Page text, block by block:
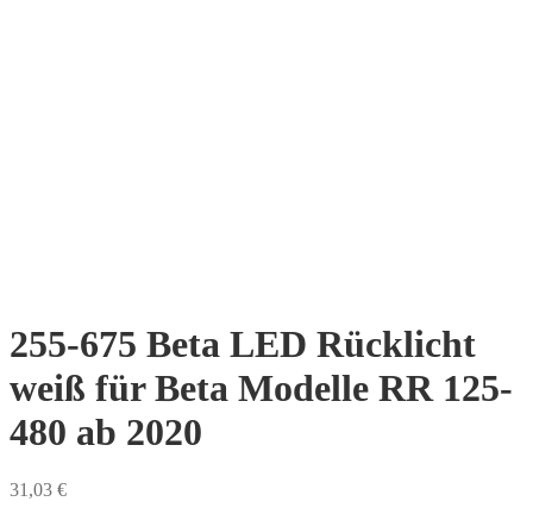
255-675 Beta LED Rücklicht
weiß für Beta Modelle RR 125-
480 ab 2020
31,03 €